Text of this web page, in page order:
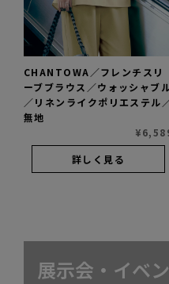
CHANTOWA／フレンチスリ
ーブブラウス／ウォッシャブ
／リネンライクポリエステル
無地
¥
詳しく見る
展示会 ・ イベン